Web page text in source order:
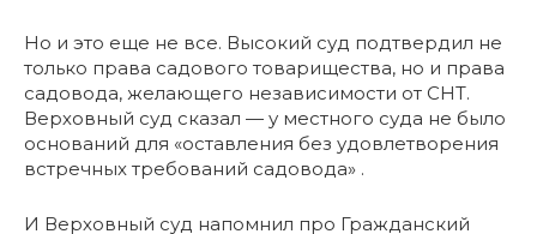
Но и это еще не все. Высокий суд подтвердил не
только права садового товарищества, но и права
садовода, желающего независимости от СНТ.
Верховный суд сказал — у местного суда не было
оснований для «оставления без удовлетворения
встречных требований садовода» .
И Верховный суд напомнил про Гражданский